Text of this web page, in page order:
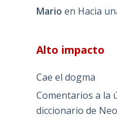
Mario en Hacia
Alto impacto
Cae el dogma
Comentarios a la
diccionario de